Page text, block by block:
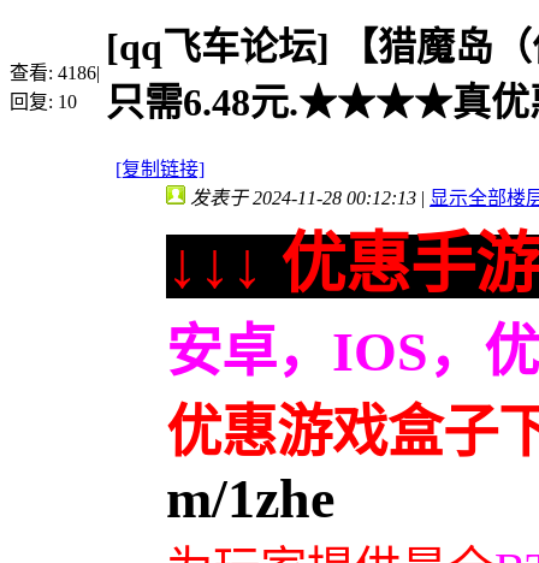
查看: 4186|
回复: 10
[qq飞车论坛]
【猎魔岛
只需6.48元.★★★★真
[复制链接]
发表于 2024-11-28 00:12:13 | 显示全部楼
↓↓↓ 优惠手
安卓，IOS，
优惠游戏盒子
m/1zhe